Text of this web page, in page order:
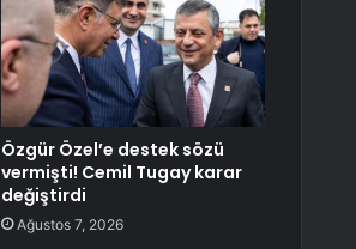
Özgür Özel’e destek sözü
vermişti! Cemil Tugay karar
değiştirdi
Ağustos 7, 2026